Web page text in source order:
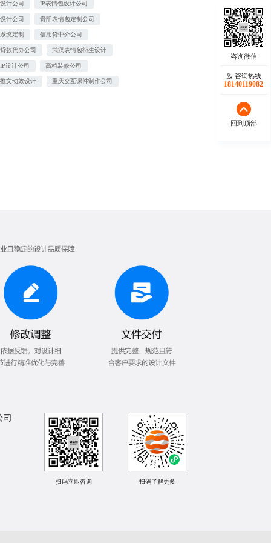
计公司 IP表情包设计公司
计公司 贵阳表情包定制公司
统定制 信用贷中介公司
款代办公司 武汉表情包衍生设计
设计公司 高档装修公司
文动效设计 重庆交互课件制作公司
咨询热线
18140119082
回到顶部
司
扫码立即咨询 扫码了解更多